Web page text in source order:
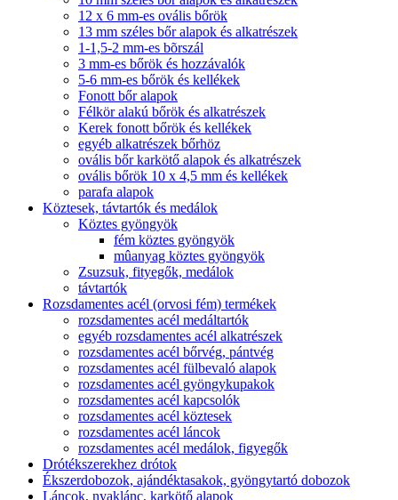
12 x 6 mm-es ovális bőrök
13 mm széles bőr alapok és alkatrészek
1-1,5-2 mm-es bõrszál
3 mm-es bőrök és hozzávalók
5-6 mm-es bőrök és kellékek
Fonott bőr alapok
Félkör alakú bőrök és alkatrészek
Kerek fonott bőrök és kellékek
egyéb alkatrészek bőrhöz
ovális bőr karkötő alapok és alkatrészek
ovális bőrök 10 x 4,5 mm és kellékek
parafa alapok
Köztesek, távtartók és medálok
Köztes gyöngyök
fém köztes gyöngyök
mûanyag köztes gyöngyök
Zsuzsuk, fityegők, medálok
távtartók
Rozsdamentes acél (orvosi fém) termékek
rozsdamentes acél medáltartók
egyéb rozsdamentes acél alkatrészek
rozsdamentes acél bőrvég, pántvég
rozsdamentes acél fülbevaló alapok
rozsdamentes acél gyöngykupakok
rozsdamentes acél kapcsolók
rozsdamentes acél köztesek
rozsdamentes acél láncok
rozsdamentes acél medálok, figyegők
Drótékszerekhez drótok
Ékszerdobozok, ajándéktasakok, gyöngytartó dobozok
Láncok, nyaklánc, karkötő alapok